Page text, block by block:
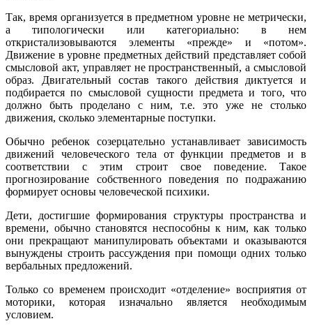
Так, время организуется в предметном уровне не метрически,
а типологически или категориально: в нем
откристализовываются элементы «прежде» и «потом».
Движение в уровне предметных действий представляет собой
смысловой акт, управляет не пространственный, а смысловой
образ. Двигательный состав такого действия диктуется и
подбирается по смысловой сущности предмета и того, что
должно быть проделано с ним, т.е. это уже не столько
движения, сколько элементарные поступки.
Обычно ребенок созерцательно устанавливает зависимость
движений человеческого тела от функции предметов и в
соответствии с этим строит свое поведение. Такое
прогнозирование собственного поведения по подражанию
формирует основы человеческой психики.
Дети, достигшие формирования структуры пространства и
времени, обычно становятся неспособны к ним, как только
они прекращают манипулировать объектами и оказываются
вынуждены строить рассуждения при помощи одних только
вербальных предложений.
Только со временем происходит «отделение» восприятия от
моторики, которая изначально является необходимым
условием.